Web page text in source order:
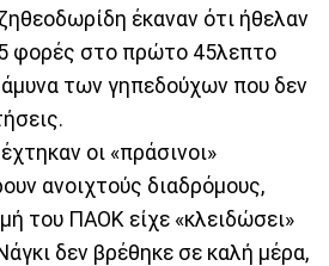
έκαναν ότι ήθελαν
φορές στο πρώτο 45λεπτο
των γηπεδούχων που δεν
οι «πράσινοι»
ανοιχτούς διαδρόμους,
του ΠΑΟΚ είχε «κλειδώσει»
δεν βρέθηκε σε καλή μέρα,